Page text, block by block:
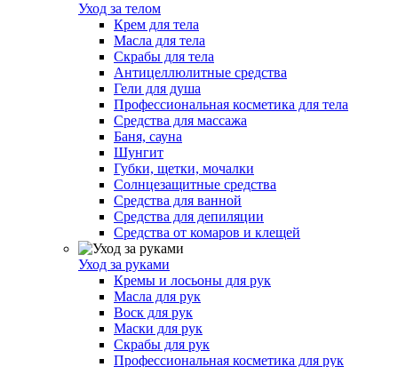
Уход за телом
Крем для тела
Масла для тела
Скрабы для тела
Антицеллюлитные средства
Гели для душа
Профессиональная косметика для тела
Средства для массажа
Баня, сауна
Шунгит
Губки, щетки, мочалки
Солнцезащитные средства
Средства для ванной
Средства для депиляции
Средства от комаров и клещей
Уход за руками
Кремы и лосьоны для рук
Масла для рук
Воск для рук
Маски для рук
Скрабы для рук
Профессиональная косметика для рук